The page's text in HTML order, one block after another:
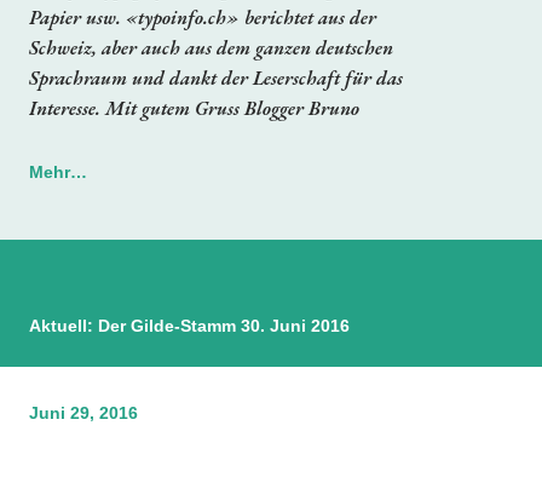
Papier usw. «typoinfo.ch» berichtet aus der
Schweiz, aber auch aus dem ganzen deutschen
Sprachraum und dankt der Leserschaft für das
Interesse. Mit gutem Gruss Blogger Bruno
Mehr…
Aktuell: Der Gilde-Stamm 30. Juni 2016
Juni 29, 2016